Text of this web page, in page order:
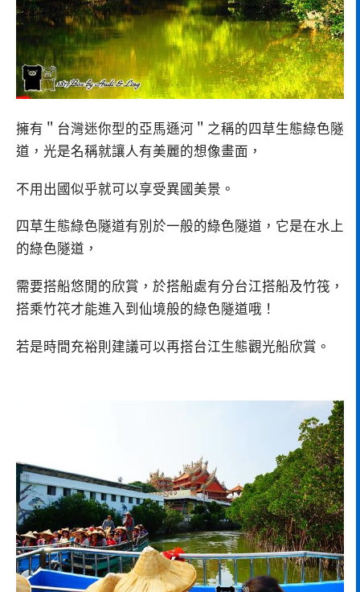
擁有＂台灣迷你型的亞馬遜河＂之稱的四草生態綠色隧
道，光是名稱就讓人有美麗的想像畫面，
不用出國似乎就可以享受異國美景。
四草生態綠色隧道有別於一般的綠色隧道，它是在水上
的綠色隧道，
需要搭船悠閒的欣賞，於搭船處有分台江搭船及竹筏，
搭乘竹笩才能進入到仙境般的綠色隧道哦！
若是時間充裕則建議可以再搭台江生態觀光船欣賞。